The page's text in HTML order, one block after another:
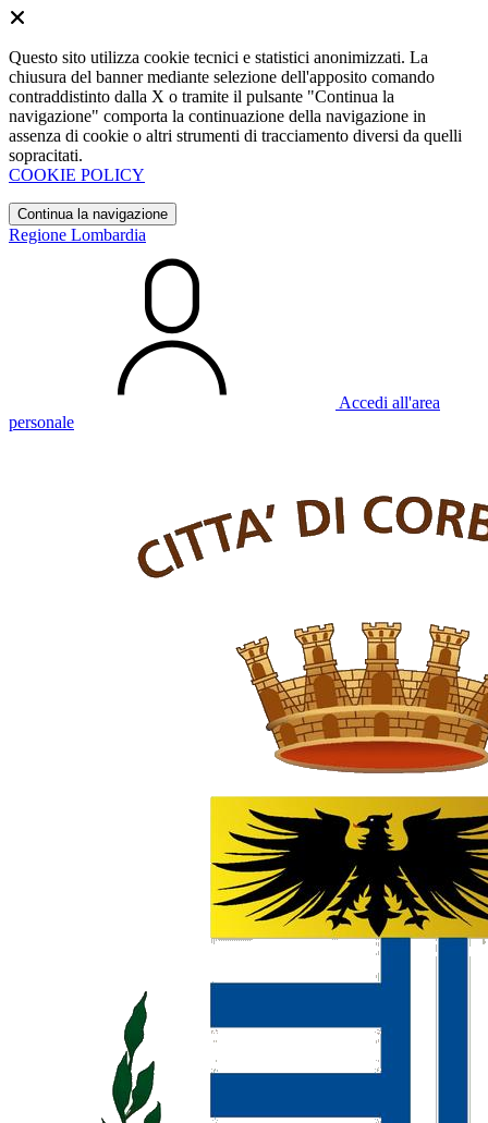
Questo sito utilizza cookie tecnici e statistici anonimizzati. La
chiusura del banner mediante selezione dell'apposito comando
contraddistinto dalla X o tramite il pulsante "Continua la
navigazione" comporta la continuazione della navigazione in
assenza di cookie o altri strumenti di tracciamento diversi da quelli
sopracitati.
COOKIE POLICY
Continua la navigazione
Regione Lombardia
Accedi all'area
personale